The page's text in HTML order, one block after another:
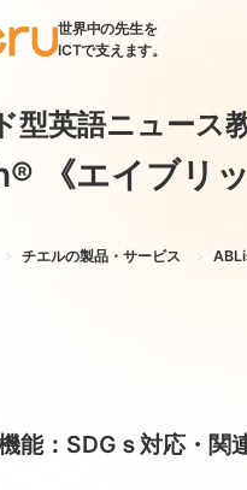
世界中の先生を
ICTで支えます。
型英語ニュース
《エイブリ
チエルの製品・サービス
能：SDGｓ対応・関